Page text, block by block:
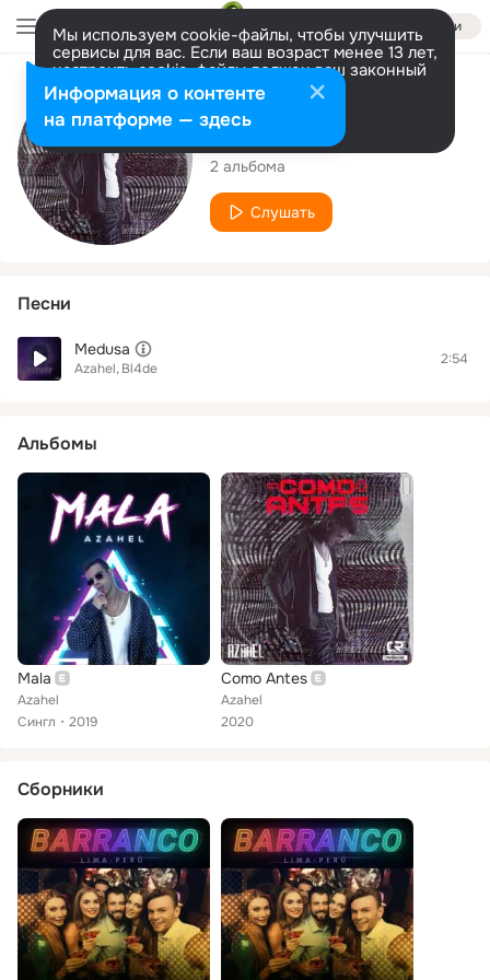
Войти
Мы используем cookie-файлы, чтобы улучшить
сервисы для вас. Если ваш возраст менее 13 лет,
настроить cookie-файлы должен ваш законный
представитель. Больше информации
Разрешить все Настроить
Исполнитель
Azahel
2 альбома
Слушать
Песни
Medusa
Azahel Bl4de
2:54
Альбомы
Mala
Azahel
Сингл
2019
Como Antes
Azahel
2020
Сборники
Информация о контенте
на платформе — здесь